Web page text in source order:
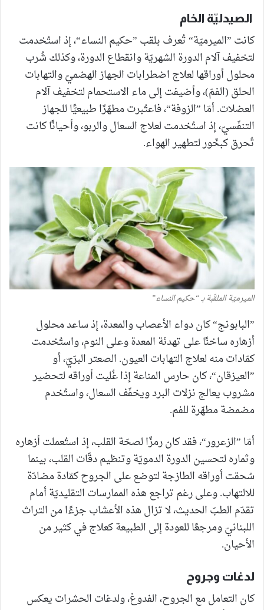
الصيدليّة الخام
كانت ”الميرميّة“ تُعرف بلقب ”حكيم النساء“، إذ استُخدمت
لتخفيف آلام الدورة الشهريّة وانقطاع الدورة، وكذلك شُرب
محلول أوراقها لعلاج اضطرابات الجهاز الهضميّ والتهابات
الحلق (الفمّ)، وأضيفت إلى ماء الاستحمام لتخفيف آلام
العضلات. أمّا ”الزوفة“، فاعتُبرت مطهّرًا طبيعيًّا للجهاز
التنفّسيّ، إذ استُخدمت لعلاج السعال والربو، وأحيانًا كانت
تُحرق كبخّور لتطهير الهواء.
الميرميّة الملقّبة بـ “حكيم النساء”
”البابونج“ كان دواء الأعصاب والمعدة، إذ ساعد محلول
أزهاره ساخنًا على تهدئة المعدة وعلى النوم، واستُخدمت
كمّادات منه لعلاج التهابات العيون. الصعتر البرّيّ، أو
”العيزقان“، كان حارس المناعة إذا غُليت أوراقه لتحضير
مشروب يعالج نزلات البرد ويخفّف السعال، واستُخدم
مضمضة مطهّرة للفم.
أمّا ”الزعرور“، فقد كان رمزًا لصحّة القلب، إذ استُعملت أزهاره
وثماره لتحسين الدورة الدمويّة وتنظيم دقّات القلب، بينما
سُحقت أوراقه الطازجة لتوضع على الجروح كمّادة مضادّة
للالتهاب. وعلى رغم تراجع هذه الممارسات التقليديّة أمام
تقدّم الطبّ الحديث، لا تزال هذه الأعشاب جزءًا من التراث
اللبنانيّ ومرجعًا للعودة إلى الطبيعة كعلاج في كثير من
الأحيان.
لدغات وجروح
كان التعامل مع الجروح، الفدوغ، ولدغات الحشرات يعكس